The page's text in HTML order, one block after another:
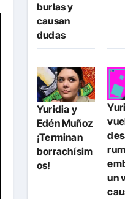
burlas y
causan
dudas
Yuridia y
Edén Muñoz
¡Terminan
borrachísim
os!
un